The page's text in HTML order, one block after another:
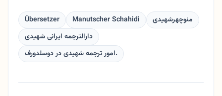
Übersetzer Manutscher Schahidi
منوچهرشهیدی
دارالترجمه ایرانی شهیدی
امور ترجمه شهیدی در دوسلدورف.